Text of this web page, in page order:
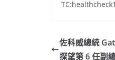
佐科威總統
探望第 6 任副